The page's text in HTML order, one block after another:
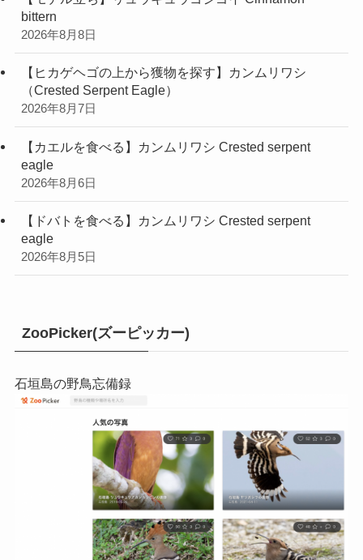
bittern
2026年8月8日
【ヒカゲヘゴの上から獲物を探す】カンムリワシ
（Crested Serpent Eagle）
2026年8月7日
【カエルを食べる】カンムリワシ Crested serpent
eagle
2026年8月6日
【ドバトを食べる】カンムリワシ Crested serpent
eagle
2026年8月5日
ZooPicker(ズーピッカー)
石垣島の野鳥忘備録